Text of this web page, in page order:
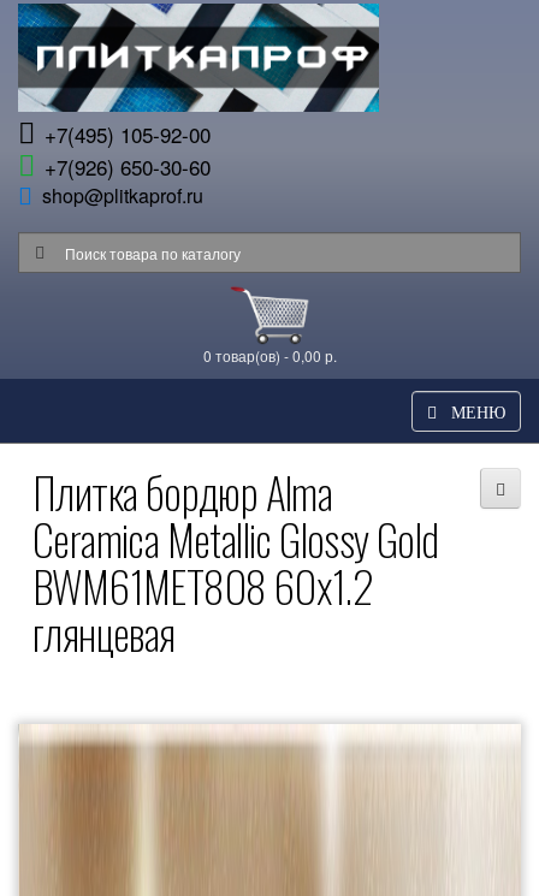
+7(495) 105-92-00
+7(926) 650-30-60
shop@plitkaprof.ru
0 товар(ов) - 0,00 р.
МЕНЮ
Плитка бордюр Alma
Ceramica Metallic Glossy Gold
BWM61MET808 60x1.2
глянцевая